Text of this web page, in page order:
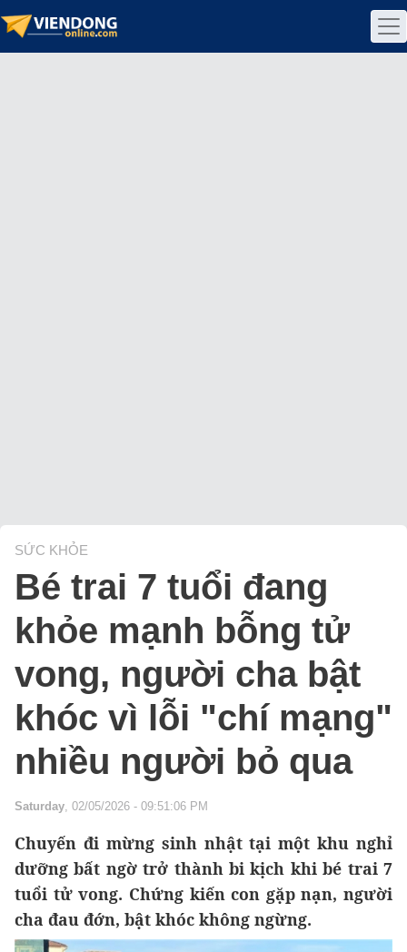
SỨC KHỎE
Bé trai 7 tuổi đang
khỏe mạnh bỗng tử
vong, người cha bật
khóc vì lỗi "chí mạng"
nhiều người bỏ qua
Saturday, 02/05/2026 - 09:51:06 PM
Chuyến đi mừng sinh nhật tại một khu nghỉ
dưỡng bất ngờ trở thành bi kịch khi bé trai 7
tuổi tử vong. Chứng kiến con gặp nạn, người
cha đau đớn, bật khóc không ngừng.